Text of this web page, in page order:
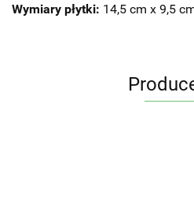
Wymiary płytki: 14,5 cm x 9,5